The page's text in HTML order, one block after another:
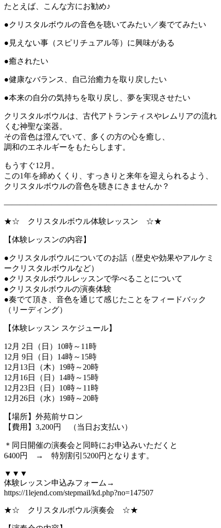
たとえば、こんな方にお勧め♪
●クリスタルボウルの音色を聴いてみたい／奏でてみたい
●見えない事（スピリチュアル等）に興味がある
●癒されたい
●健康なバランス、自己治癒力を取り戻したい
●本来の自分の気持ちを取り戻し、夢を実現させたい
クリスタルボウルは、古代アトランティスやレムリアの流れ
くむ神聖な楽器。
その音色は澄んでいて、多くの方の心を癒し、
調和のエネルギーをもたらします。
もうすぐ12月。
この1年を締めくくり、すっきりと来年を迎えられるよう、
クリスタルボウルの音色を聴きにきませんか？
―――――――――――――――――――――――――――
★☆ クリスタルボウル体験レッスン ☆★
【体験レッスンの内容】
●クリスタルボウルについてのお話（歴史や効果やアルケミ
ークリスタルボウルなど）
●クリスタルボウルレッスンで学べることについて
●クリスタルボウルの演奏体験
●奏でて頂き、音色を通じて感じたことをフィードバック
（リーディング）
【体験レッスン スケジュール】
12月 2日（日）10時～11時
12月 9日（日）14時～15時
12月13日（木）19時～20時
12月16日（日）14時～15時
12月23日（日）10時～11時
12月26日（水）19時～20時
【場所】外苑前サロン
【費用】3,200円 （当日お支払い）
＊同日開催の演奏会と同時にお申込みいただくと
6400円 → 特別割引5200円となります。
▼▼▼
体験レッスン申込みフォーム→
https://1lejend.com/stepmail/kd.php?no=147507
★☆ クリスタルボウル演奏会 ☆★